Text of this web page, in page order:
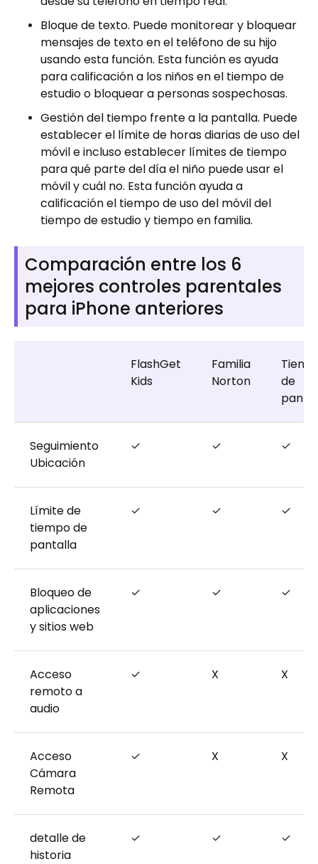
Bloque de texto. Puede monitorear y bloquear
mensajes de texto en el teléfono de su hijo
usando esta función. Esta función es ayuda
para calificación a los niños en el tiempo de
estudio o bloquear a personas sospechosas.
Gestión del tiempo frente a la pantalla. Puede
establecer el límite de horas diarias de uso del
móvil e incluso establecer límites de tiempo
para qué parte del día el niño puede usar el
móvil y cuál no. Esta función ayuda a
calificación el tiempo de uso del móvil del
tiempo de estudio y tiempo en familia.
Comparación entre los 6
mejores controles parentales
para iPhone anteriores
FlashGet
Kids
Familia
Norton
de
Seguimiento
Ubicación
✓ ✓ ✓
Límite de
tiempo de
pantalla
✓ ✓ ✓
Bloqueo de
aplicaciones
y sitios web
✓ ✓ ✓
Acceso
remoto a
audio
✓ X X
Acceso
Cámara
Remota
✓ X X
detalle de
historia
✓ ✓ ✓